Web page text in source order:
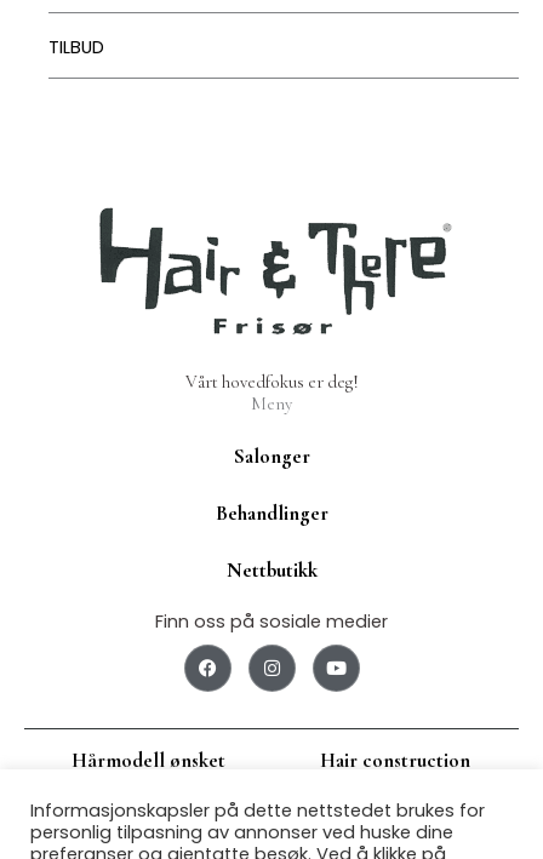
TILBUD
Vårt hovedfokus er deg!
Meny
Salonger
Behandlinger
Nettbutikk
Finn oss på sosiale medier
F
a
c
b
o
I
n
s
a
m
Y
o
u
u
e
Hårmodell ønsket Hair construction
Jobbsøk Om oss
Informasjonskapsler på dette nettstedet brukes for
personlig tilpasning av annonser ved huske dine
preferanser og gjentatte besøk. Ved å klikke på